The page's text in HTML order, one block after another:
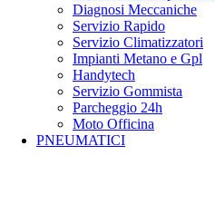
Diagnosi Meccaniche
Servizio Rapido
Servizio Climatizzatori
Impianti Metano e Gpl
Handytech
Servizio Gommista
Parcheggio 24h
Moto Officina
PNEUMATICI